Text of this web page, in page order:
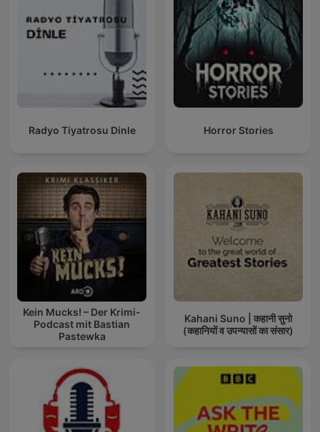
Radyo Tiyatrosu Dinle Horror Stories
Kein Mucks! – Der Krimi-
Podcast mit Bastian
Pastewka
Kahani Suno | कहानी सुनो
(कहानियों व उपन्यासों का संसार)